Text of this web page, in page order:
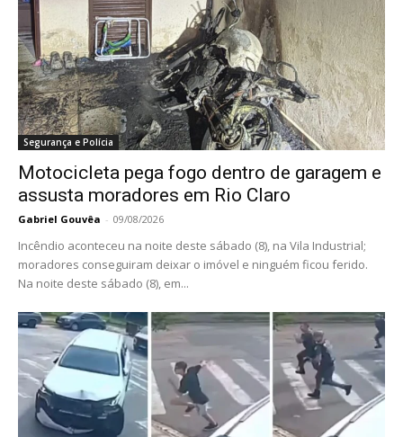
Segurança e Polícia
Motocicleta pega fogo dentro de garagem e
assusta moradores em Rio Claro
Gabriel Gouvêa - 09/08/2026
Incêndio aconteceu na noite deste sábado (8), na Vila Industrial;
moradores conseguiram deixar o imóvel e ninguém ficou ferido.
Na noite deste sábado (8), em...